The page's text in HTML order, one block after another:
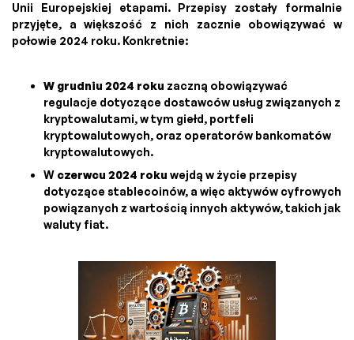
Unii Europejskiej etapami. Przepisy zostały formalnie
przyjęte, a większość z nich zacznie obowiązywać w
połowie 2024 roku. Konkretnie:
W grudniu 2024 roku zaczną obowiązywać
regulacje dotyczące dostawców usług związanych z
kryptowalutami, w tym giełd, portfeli
kryptowalutowych, oraz operatorów bankomatów
kryptowalutowych.
W czerwcu 2024 roku wejdą w życie przepisy
dotyczące stablecoinów, a więc aktywów cyfrowych
powiązanych z wartością innych aktywów, takich jak
waluty fiat.